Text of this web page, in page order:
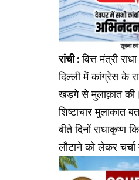
रांची :वित्त मंत्री
दिल्ली में कांग्रेस के
खड़गे से मुलाक़ात
शिष्टाचार मुलाकात
बीते दिनों राधाकृष्ण
लौटाने को लेकर